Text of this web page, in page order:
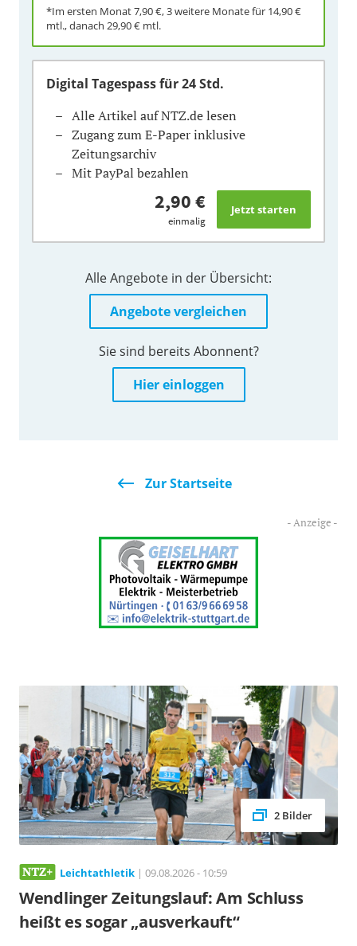
*Im ersten Monat7,90 €, 3 weitere Monate für 14,90 €
mtl., danach 29,90 € mtl.
Digital Tagespassfür 24 Std.
Alle Artikel auf NTZ.de lesen
Zugang zum E-Paper inklusive
Zeitungsarchiv
Mit PayPal bezahlen
2,90 €
einmalig
Alle Angebote in der Übersicht:
Angebote vergleichen
Sie sind bereits Abonnent?
Hier einloggen
Zur Startseite
2 Bilder
Leichtathletik | 09.08.2026 - 10:59
Wendlinger Zeitungslauf: Am Schluss
heißt es sogar „ausverkauft“